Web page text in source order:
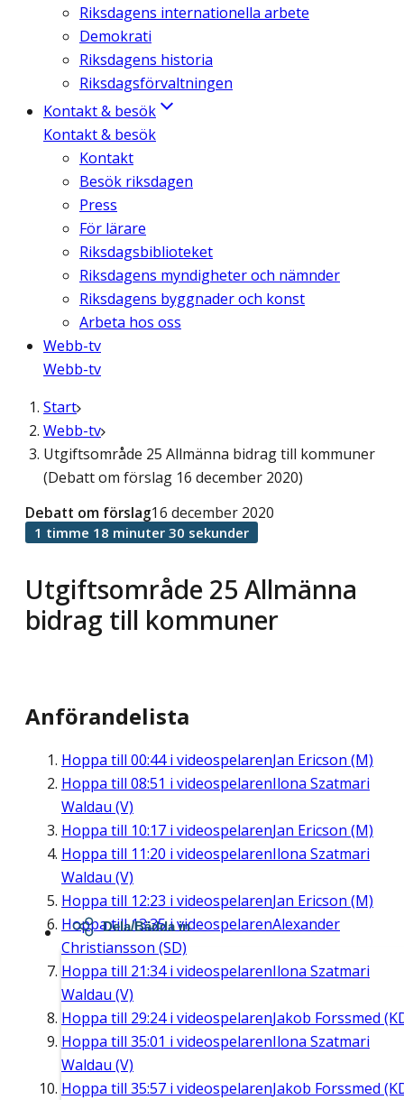
Riksdagens internationella arbete
Demokrati
Riksdagens historia
Riksdagsförvaltningen
Kontakt & besök
Kontakt & besök
Kontakt
Besök riksdagen
Press
För lärare
Riksdagsbiblioteket
Riksdagens myndigheter och nämnder
Riksdagens byggnader och konst
Arbeta hos oss
Webb-tv
Webb-tv
Start
Webb-tv
Utgiftsområde 25 Allmänna bidrag till kommuner
(Debatt om förslag 16 december 2020)
Utgiftsområde 25 Allmänna
bidrag till kommuner
Debatt om förslag16 december 2020
1 timme 18 minuter 30 sekunder
Anförandelista
Hoppa till 00:44i videospelarenJan Ericson (M)
Hoppa till 08:51 i videospelarenIlona Szatmari
Waldau (V)
Hoppa till 10:17 i videospelarenJan Ericson (M)
Hoppa till 11:20 i videospelarenIlona Szatmari
Waldau (V)
Hoppa till 12:23 i videospelarenJan Ericson (M)
Hoppa till13:35i videospelarenAlexander
Christiansson (SD)
Hoppa till 21:34i videospelarenIlona Szatmari
Waldau (V)
Hoppa till 29:24i videospelarenJakob Forssmed
Hoppa till 35:01 i videospelarenIlona Szatmari
Waldau (V)
Hoppa till 35:57 i videospelarenJakob Forssmed
Dela/Bädda in